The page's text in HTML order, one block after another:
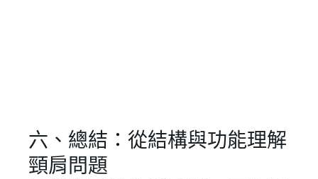
六、總結：從結構與功能理解
頸肩問題